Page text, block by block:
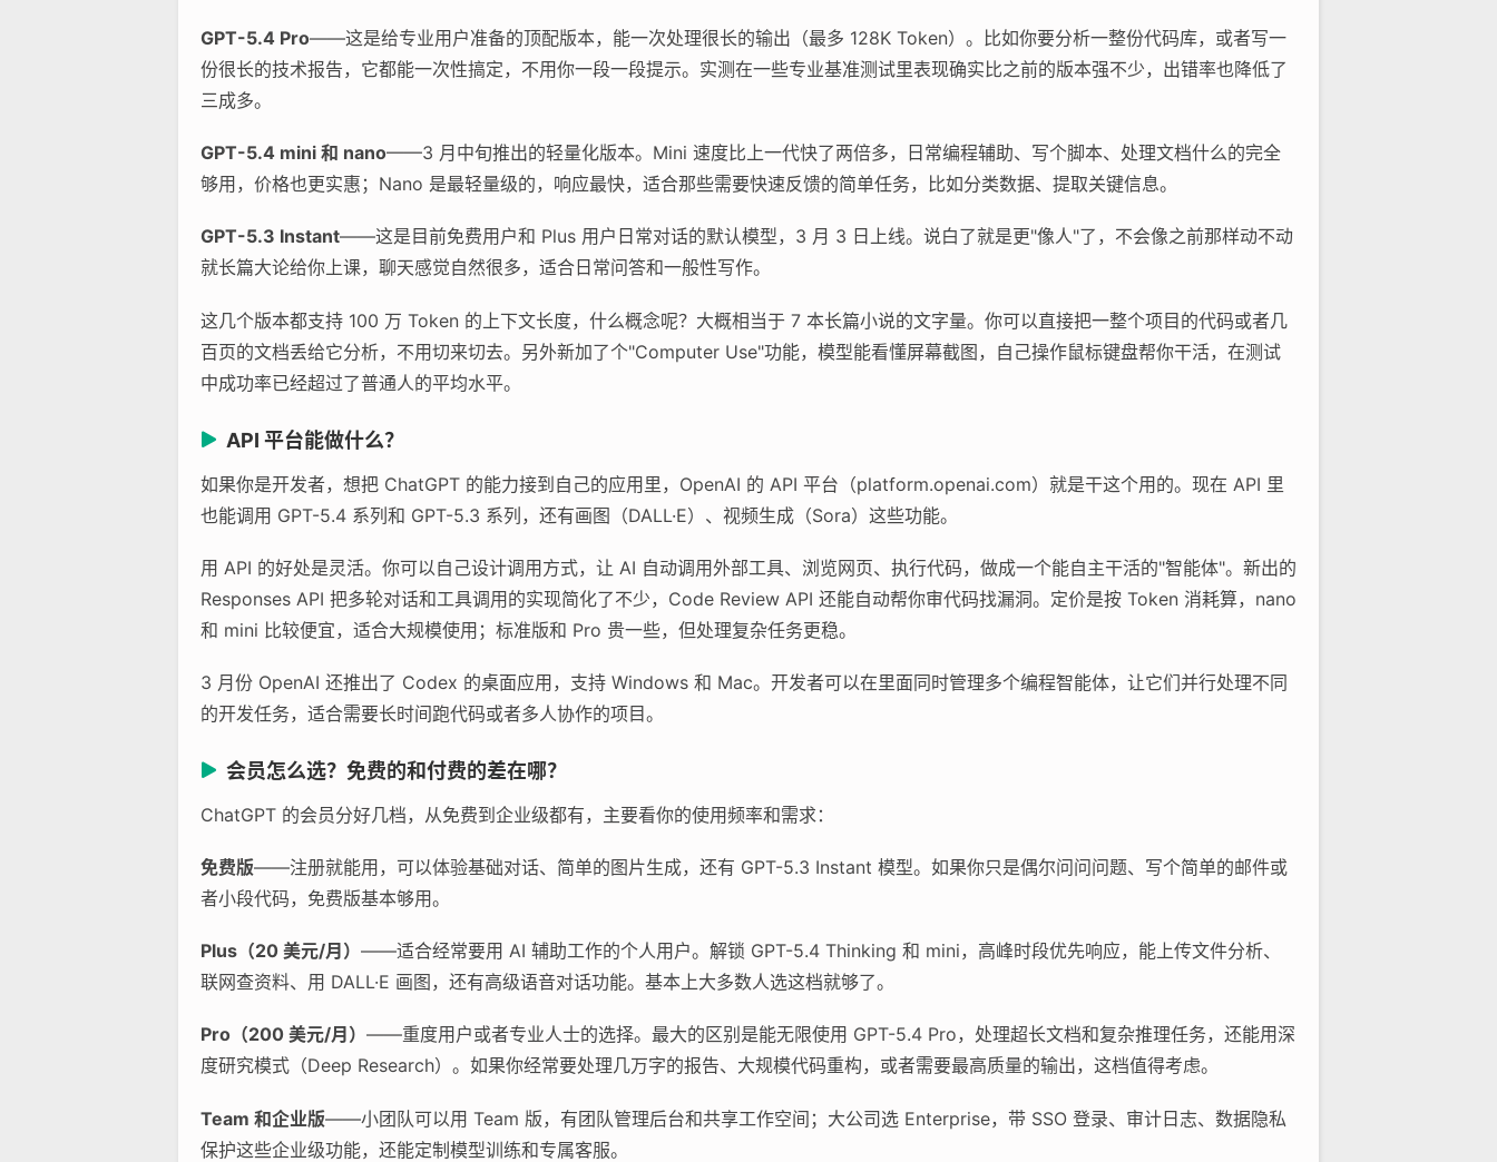
GPT-5.4 Pro——这是给专业用户准备的顶配版本，能一次处理很长的输出（最多 128K Token）。比如你要分析一整份代码库，或者写一
份很长的技术报告，它都能一次性搞定，不用你一段一段提示。实测在一些专业基准测试里表现确实比之前的版本强不少，出错率也降低了
三成多。
GPT-5.4 mini 和 nano——3 月中旬推出的轻量化版本。Mini 速度比上一代快了两倍多，日常编程辅助、写个脚本、处理文档什么的完全
够用，价格也更实惠；Nano 是最轻量级的，响应最快，适合那些需要快速反馈的简单任务，比如分类数据、提取关键信息。
GPT-5.3 Instant——这是目前免费用户和 Plus 用户日常对话的默认模型，3 月 3 日上线。说白了就是更"像人"了，不会像之前那样动不动
就长篇大论给你上课，聊天感觉自然很多，适合日常问答和一般性写作。
这几个版本都支持 100 万 Token 的上下文长度，什么概念呢？大概相当于 7 本长篇小说的文字量。你可以直接把一整个项目的代码或者几
百页的文档丢给它分析，不用切来切去。另外新加了个"Computer Use"功能，模型能看懂屏幕截图，自己操作鼠标键盘帮你干活，在测试
中成功率已经超过了普通人的平均水平。
API 平台能做什么？
如果你是开发者，想把 ChatGPT 的能力接到自己的应用里，OpenAI 的 API 平台（platform.openai.com）就是干这个用的。现在 API 里
也能调用 GPT-5.4 系列和 GPT-5.3 系列，还有画图（DALL·E）、视频生成（Sora）这些功能。
用 API 的好处是灵活。你可以自己设计调用方式，让 AI 自动调用外部工具、浏览网页、执行代码，做成一个能自主干活的"智能体"。新出的
Responses API 把多轮对话和工具调用的实现简化了不少，Code Review API 还能自动帮你审代码找漏洞。定价是按 Token 消耗算，nano
和 mini 比较便宜，适合大规模使用；标准版和 Pro 贵一些，但处理复杂任务更稳。
3 月份 OpenAI 还推出了 Codex 的桌面应用，支持 Windows 和 Mac。开发者可以在里面同时管理多个编程智能体，让它们并行处理不同
的开发任务，适合需要长时间跑代码或者多人协作的项目。
会员怎么选？免费的和付费的差在哪？
ChatGPT 的会员分好几档，从免费到企业级都有，主要看你的使用频率和需求：
免费版——注册就能用，可以体验基础对话、简单的图片生成，还有 GPT-5.3 Instant 模型。如果你只是偶尔问问问题、写个简单的邮件或
者小段代码，免费版基本够用。
Plus（20 美元/月） ——适合经常要用 AI 辅助工作的个人用户。解锁 GPT-5.4 Thinking 和 mini，高峰时段优先响应，能上传文件分析、
联网查资料、用 DALL·E 画图，还有高级语音对话功能。基本上大多数人选这档就够了。
Pro（200 美元/月） ——重度用户或者专业人士的选择。最大的区别是能无限使用 GPT-5.4 Pro，处理超长文档和复杂推理任务，还能用深
度研究模式（Deep Research）。如果你经常要处理几万字的报告、大规模代码重构，或者需要最高质量的输出，这档值得考虑。
Team 和企业版——小团队可以用 Team 版，有团队管理后台和共享工作空间；大公司选 Enterprise，带 SSO 登录、审计日志、数据隐私
保护这些企业级功能，还能定制模型训练和专属客服。